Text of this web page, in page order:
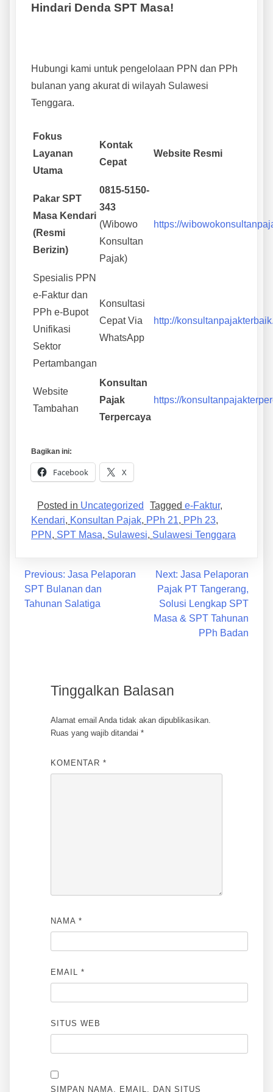
Hindari Denda SPT Masa!
Hubungi kami untuk pengelolaan PPN dan PPh
bulanan yang akurat di wilayah Sulawesi
Tenggara.
Fokus
Layanan
Utama
Kontak
Cepat
Website Resmi
Pakar SPT
Masa Kendari
(Resmi
Berizin)
0815-5150-
343
(Wibowo
Konsultan
Pajak)
https://
Spesialis PPN
e-Faktur dan
PPh e-Bupot
Unifikasi
Sektor
Pertambangan
Konsultasi
Cepat Via
WhatsApp
http://
Website
Tambahan
Konsultan
Pajak
Terpercaya
https://
Bagikan ini:
Facebook X
Posted in Uncategorized Tagged e-Faktur,
Kendari, Konsultan Pajak, PPh 21, PPh 23,
PPN , SPT Masa, Sulawesi, Sulawesi Tenggara
Previous: Jasa Pelaporan
SPT Bulanan dan
Tahunan Salatiga
Next: Jasa Pelaporan
Pajak PT Tangerang,
Solusi Lengkap SPT
Masa & SPT Tahunan
PPh Badan
Tinggalkan Balasan
Alamat email Anda tidak akan dipublikasikan.
Ruas yang wajib ditandai *
KOMENTAR *
NAMA *
EMAIL *
SITUS WEB
SIMPAN NAMA, EMAIL, DAN SITUS